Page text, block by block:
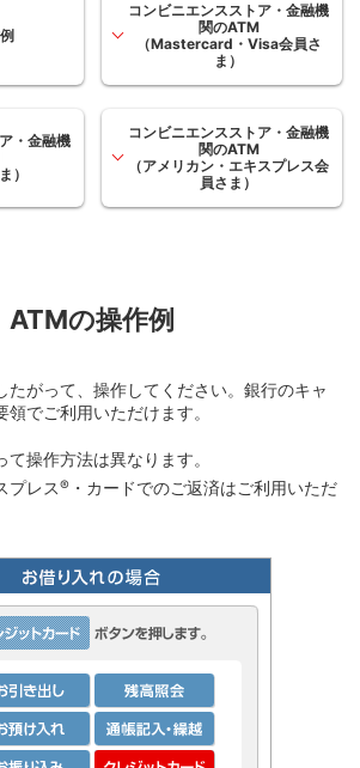
コンビニエンスストア・金融機
関のATM
（Mastercard・Visa会員さ
ま）
・金融機
）
コンビニエンスストア・金融機
関のATM
（アメリカン・エキスプレス会
員さま）
ATMの操作例
たがって、操作してください。銀行のキャ
でご利用いただけます。
操作方法は異なります。
プレス® ・カードでのご返済はご利用いただ